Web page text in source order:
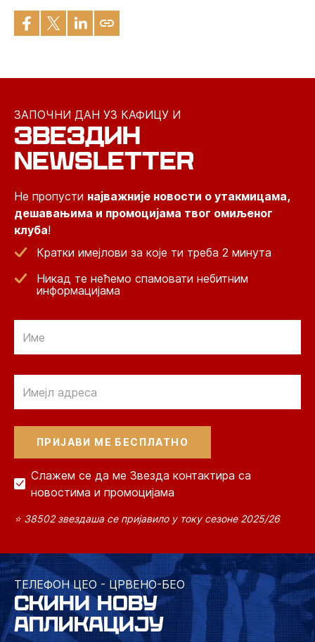
ЗАПОЧНИ ДАН УЗ КАФИЦУ И
ЗВЕЗДИН
NEWSLETTER
Не пропусти најважније новости о утакмицама,
дешавањима и промоцијама твог омиљеног
клуба!
Кратки имејлови за које ти треба 2 минута
Никад те нећемо спамовати небитним
информацијама
Слажем се да ме Звезда контактира са
новостима и промоцијама
⭐ 38502 звездаша се пријавило у току сезоне 2025/26
ТЕЛЕФОН ЦЕО - ЦРВЕНО-БЕО
СКИНИ НОВУ
АПЛИКАЦИЈУ